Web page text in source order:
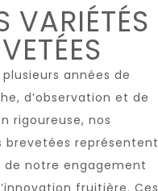
VARIÉTÉS
années de
d’observation et de
rigoureuse, nos
brevetées représentent
notre engagement
fruitière. Ces